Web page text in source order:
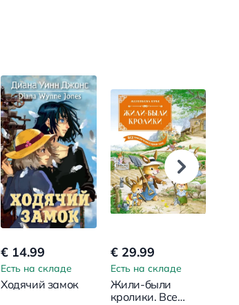
€ 14.99
Есть на складе
Ходячий замок
€ 29.99
Есть на складе
Жили-были
кролики. Все